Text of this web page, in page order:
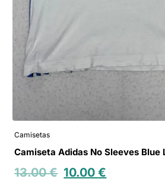
Camisetas
Camiseta Adidas No Sleeves Blue
13.00€ 10.00€